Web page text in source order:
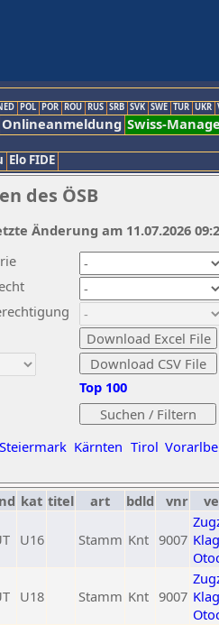
POL POR ROU RUS SRB SVK SWE TUR UKR
Onlineanmeldung Swiss-
Elo FIDE
des ÖSB
Steiermark Kärnten Tirol
Top 100
Änderung am 11.07.2026
kat titel art bdld vnr
U16 Stamm Knt 9007
U18 Stamm Knt 9007